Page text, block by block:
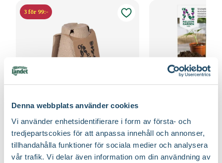
Denna webbplats använder cookies
Vi använder enhetsidentifierare i form av första- och
tredjepartscokies för att anpassa innehåll och annonser,
tillhandahålla funktioner för sociala medier och analysera
vår trafik. Vi delar även information om din användning av
3 för 99:-
Nelson Garden
3990
Välj butik
Nelson Garden
Välj butik